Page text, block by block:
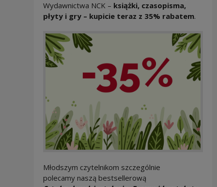
Wydawnictwa NCK – książki, czasopisma,
płyty i gry – kupicie teraz z 35% rabatem.
Młodszym czytelnikom szczególnie
polecamy naszą bestsellerową